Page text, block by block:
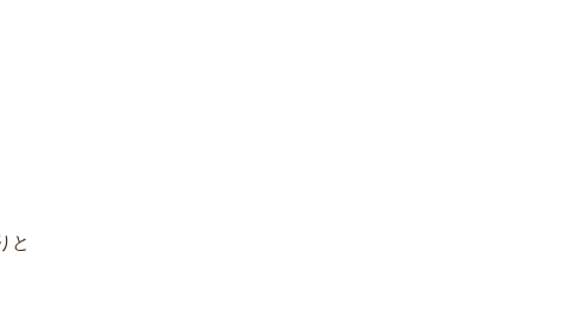
と